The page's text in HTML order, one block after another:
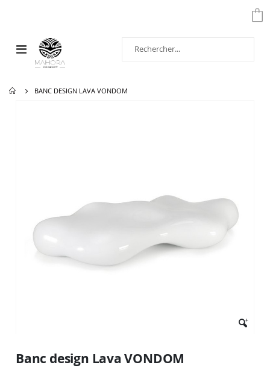
Affichage
navigation
BANC DESIGN LAVA VONDOM
début
Banc design Lava VONDOM